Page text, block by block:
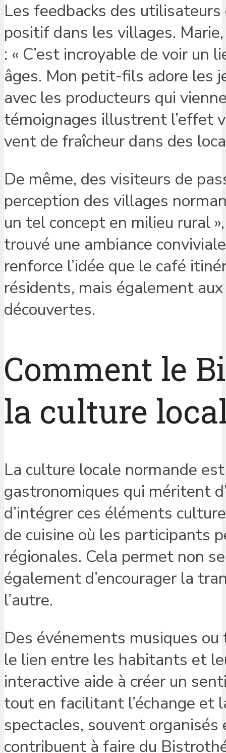
Les feedbacks des
positif dans les villages.
: « C’est incroyable de voir un
âges. Mon petit-fils adore les
avec les producteurs qui
témoignages illustrent l’effet
vent de fraîcheur dans des
De même, des visiteurs de
perception des villages
un tel concept en milieu rural
trouvé une ambiance
renforce l’idée que le café
résidents, mais également
découvertes.
Comment le
la culture
La culture locale normande
gastronomiques qui méritent
d’intégrer ces éléments
de cuisine où les participants
régionales. Cela permet non
également d’encourager la
l’autre.
Des événements musiques
le lien entre les habitants et
interactive aide à créer un
tout en facilitant l’échange et
spectacles, souvent
contribuent à faire du